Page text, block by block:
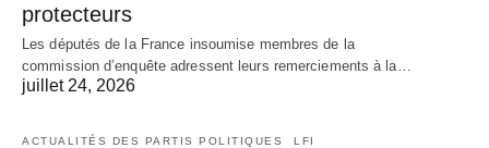
protecteurs
Les députés de la France insoumise membres de la
commission d’enquête adressent leurs remerciements à la…
juillet 24, 2026
ACTUALITÉS DES PARTIS POLITIQUES LFI